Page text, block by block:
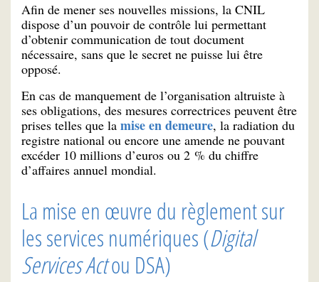
Afin de mener ses nouvelles missions, la CNIL
dispose d’un pouvoir de contrôle lui permettant
d’obtenir communication de tout document
nécessaire, sans que le secret ne puisse lui être
opposé.
En cas de manquement de l’organisation altruiste à
ses obligations, des mesures correctrices peuvent être
prises telles que la mise en demeure, la radiation du
registre national ou encore une amende ne pouvant
excéder 10 millions d’euros ou 2 % du chiffre
d’affaires annuel mondial.
La mise en œuvre du règlement sur
les services numériques (Digital
Services Actou DSA)